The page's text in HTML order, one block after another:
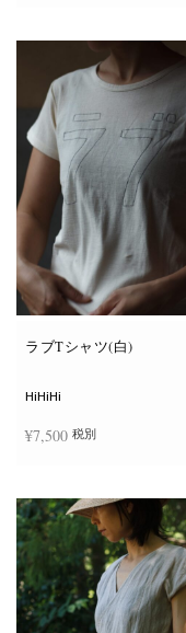
ジ
ら
選
き
ま
す
の
品
に
数
の
バ
リ
エ
ー
シ
ョ
ン
が
あ
り
ま
オ
ジ
か
ら
選
択
で
き
ま
す
ラブTシャツ(白)
HiHiHi
¥7,500 税別
の
商
品
に
は
複
数
の
バ